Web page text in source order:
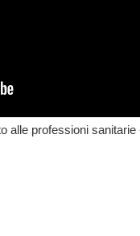
alle professioni sanitarie